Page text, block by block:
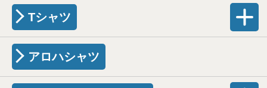
Tシャツ
アロハシャツ